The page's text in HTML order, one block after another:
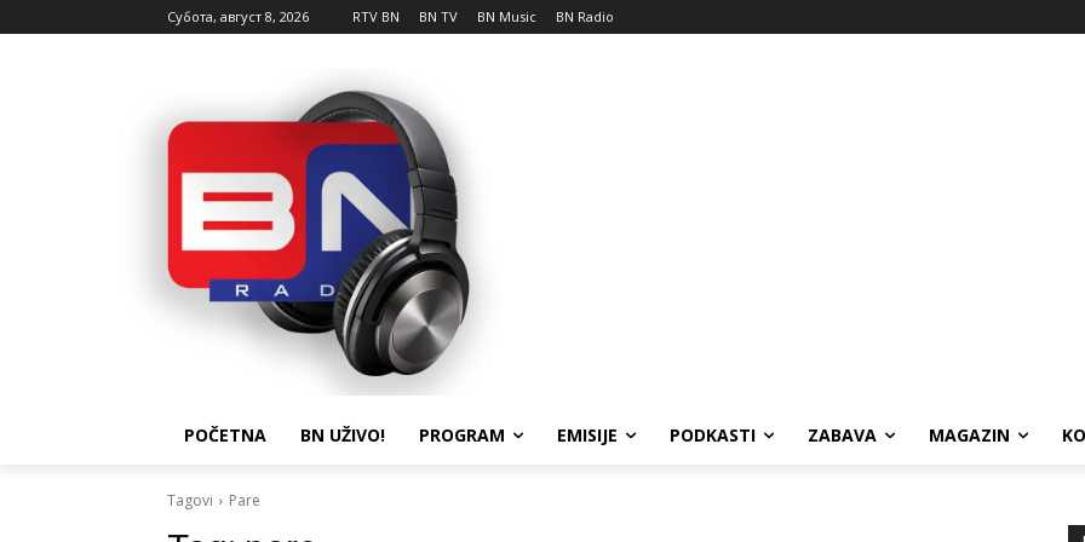
Субота, август 8, 2026 RTV BN BN TV BN Music BN Radio
POČETNA BN UŽIVO! PROGRAM EMISIJE PODKASTI ZABAVA MAGAZIN
Tagovi Pare